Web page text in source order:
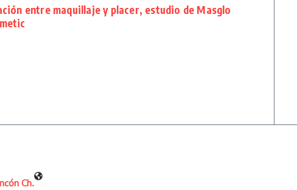
entre maquillaje y placer, estudio de Masglo
Ch.